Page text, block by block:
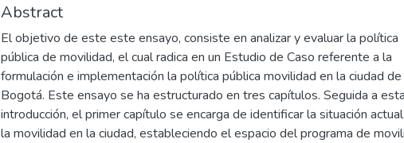
Abstract
El objetivo de este este ensayo, consiste en analizar y evaluar la política
pública de movilidad, el cual radica en un Estudio de Caso referente a la
formulación e implementación la política pública movilidad en la ciudad de
Bogotá. Este ensayo se ha estructurado en tres capítulos. Seguida a esta
introducción, el primer capítulo se encarga de identificar la situación
la movilidad en la ciudad, estableciendo el espacio del programa de